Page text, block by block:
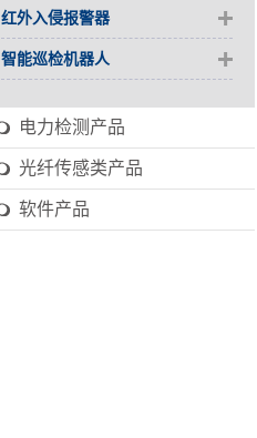
红外入侵报警器
智能巡检机器人
电力检测产品
光纤传感类产品
软件产品